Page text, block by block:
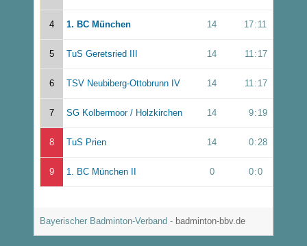
4 1. BC München 14 17: 11
5 TuS Geretsried III 14 11 : 17
6 TSV Neubiberg-Ottobrunn IV 14 11 : 17
7 SG Kolbermoor / Holzkirchen 14 9: 19
8 TuS Prien 14 0: 28
9 1. BC München II 0 0:0
Bayerischer Badminton-Verband - badminton-bbv.de